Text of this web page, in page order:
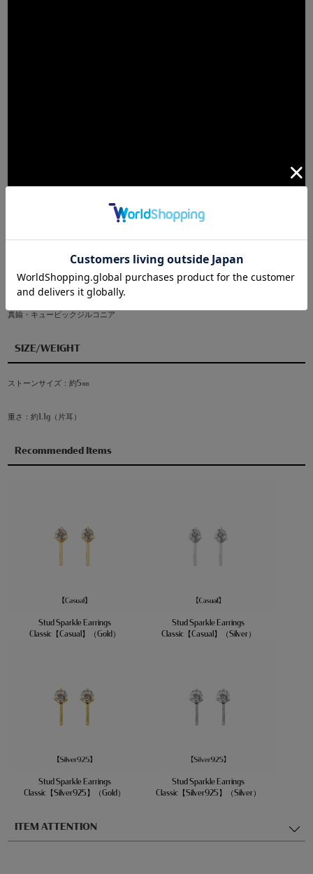
MATERIAL
真鍮・キュービックジルコニア
SIZE/WEIGHT
ストーンサイズ：約5㎜
重さ：約1.1g（片耳）
Recommended Items
Stud Sparkle Earrings
Classic【Casual】（Gold）
Stud Sparkle Earrings
Classic【Casual】（Silver）
Stud Sparkle Earrings
Classic【Silver925】（Gold）
Stud Sparkle Earrings
Classic【Silver925】（Silver）
ITEM ATTENTION